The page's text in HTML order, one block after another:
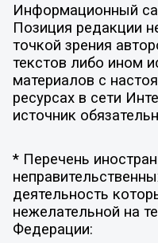
Информационный
Позиция редакции
точкой зрения
текстов либо ином
материалов с
ресурсах в сети
источник
* Перечень
деятельность
нежелательной на
Федерации: